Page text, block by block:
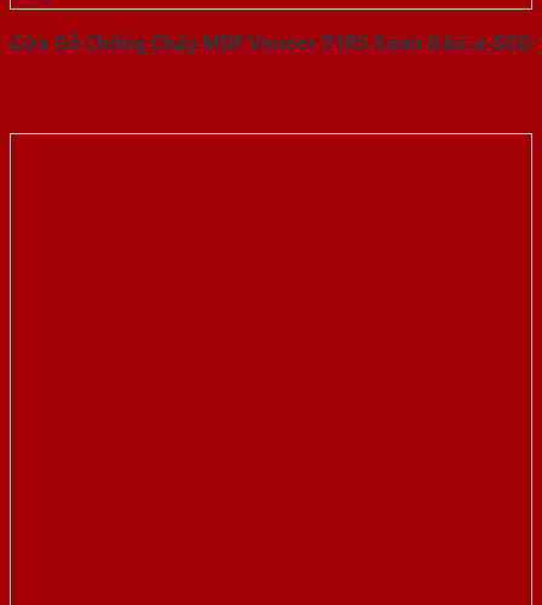
Cửa Gỗ Chống Cháy MDF Veneer P1R5 Xoan Đào-a-SGD